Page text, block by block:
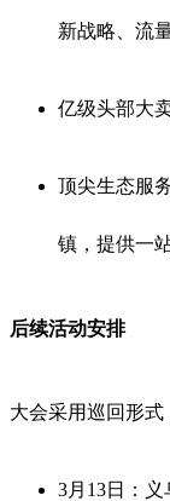
新战略、流
亿级头部大
顶尖生态服
镇，提供一
后续活动安排
大会采用巡回形
3月13日：